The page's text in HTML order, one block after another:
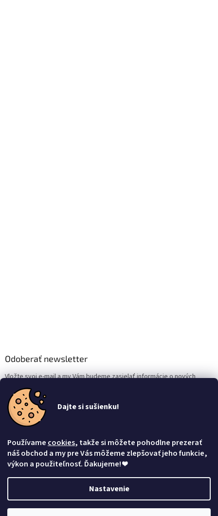
Dajte si sušienku!
Používame cookies, takže si môžete pohodlne prezerať
náš obchod a my pre Vás môžeme zlepšovať jeho funkcie,
výkon a použiteľnosť. Ďakujeme!❤
Nastavenie
Odoberať newsletter
Vložte svoj e-mail a my Vám budeme zasielať informácie o nových
produktoch na našom e-shope.
Email
Vložením e-mailu súhlasíte s
Prihlásiť sa
Vytvoril Shoptet